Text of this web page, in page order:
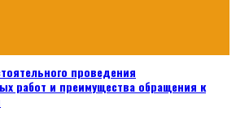
проведения
работ и преимущества обращения к